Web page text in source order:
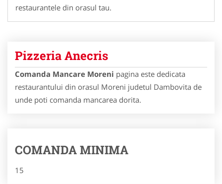
restaurantele din orasul tau.
Pizzeria Anecris
Comanda Mancare Moreni pagina este dedicata
restaurantului din orasul Moreni judetul Dambovita de
unde poti comanda mancarea dorita.
COMANDA MINIMA
15